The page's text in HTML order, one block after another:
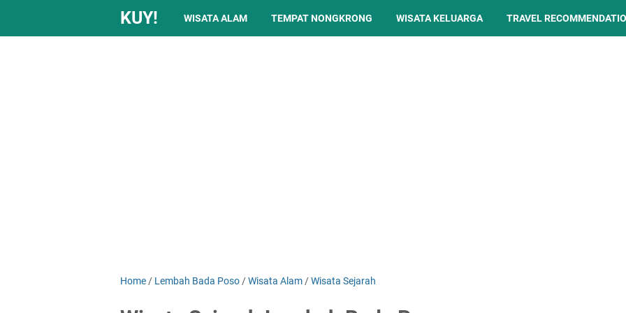
KUY! WISATA ALAM TEMPAT NONGKRONG WISATA KELUARGA TRAVEL
Home / Lembah Bada Poso /Wisata Alam /Wisata Sejarah